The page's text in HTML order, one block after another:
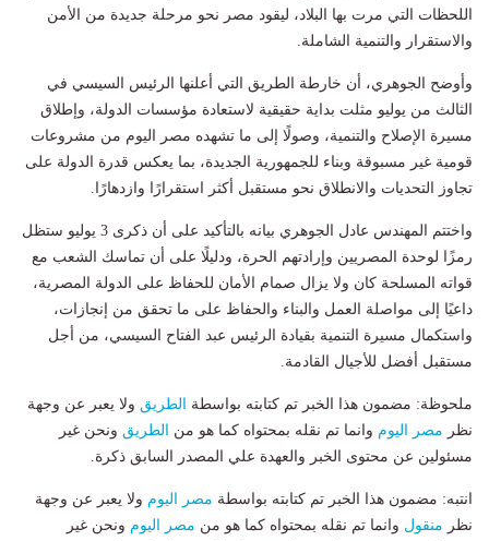
اللحظات التي مرت بها البلاد، ليقود مصر نحو مرحلة جديدة من الأمن
والاستقرار والتنمية الشاملة.
وأوضح الجوهري، أن خارطة الطريق التي أعلنها الرئيس السيسي في
الثالث من يوليو مثلت بداية حقيقية لاستعادة مؤسسات الدولة، وإطلاق
مسيرة الإصلاح والتنمية، وصولًا إلى ما تشهده مصر اليوم من مشروعات
قومية غير مسبوقة وبناء للجمهورية الجديدة، بما يعكس قدرة الدولة على
تجاوز التحديات والانطلاق نحو مستقبل أكثر استقرارًا وازدهارًا.
واختتم المهندس عادل الجوهري بيانه بالتأكيد على أن ذكرى 3 يوليو ستظل
رمزًا لوحدة المصريين وإرادتهم الحرة، ودليلًا على أن تماسك الشعب مع
قواته المسلحة كان ولا يزال صمام الأمان للحفاظ على الدولة المصرية،
داعيًا إلى مواصلة العمل والبناء والحفاظ على ما تحقق من إنجازات،
واستكمال مسيرة التنمية بقيادة الرئيس عبد الفتاح السيسي، من أجل
مستقبل أفضل للأجيال القادمة.
ملحوظة: مضمون هذا الخبر تم كتابته بواسطة الطريق ولا يعبر عن وجهة
نظر مصر اليوم وانما تم نقله بمحتواه كما هو من الطريق ونحن غير
مسئولين عن محتوى الخبر والعهدة علي المصدر السابق ذكرة.
انتبه: مضمون هذا الخبر تم كتابته بواسطة مصر اليوم ولا يعبر عن وجهة
نظر منقول وانما تم نقله بمحتواه كما هو من مصر اليوم ونحن غير